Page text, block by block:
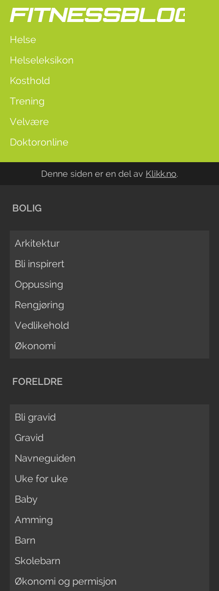
Helse
Helseleksikon
Kosthold
Trening
Velvære
Doktoronline
Denne siden er en del av Klikk.no.
BOLIG
Arkitektur
Bli inspirert
Oppussing
Rengjøring
Vedlikehold
Økonomi
FORELDRE
Bli gravid
Gravid
Navneguiden
Uke for uke
Baby
Amming
Barn
Skolebarn
Økonomi og permisjon